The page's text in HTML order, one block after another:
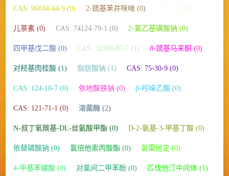
CAS: 96034-64-9 (0) 2-巯基苯并咪唑 (0)
儿茶素 (0) CAS: 74124-79-1 (0) 2-氯乙基磺酸钠 (0)
四甲基戊二酸 (0) CAS: 32360-05-7 (1) 8-巯基马来酮 (0)
对羟基肉桂酸 (1) 脂肪酸钠 (1) CAS: 75-30-9 (0)
CAS: 124-10-7 (0) 依地酸铁钠 (0) β-吲哚乙酸 (0)
CAS: 121-71-1 (0) 溶菌酶 (2)
N-叔丁氧羰基-DL-丝氨酸甲酯 (0) D-2-氨基-3-甲基丁酸 (0)
依替磷酸钠 (0) 氯倍他索丙酸酯 (0) 氯雷他定 (0)
4-甲基苯硼酸 (0) 对氯间二甲苯酚 (0) 匹伐他汀中间体 (1)